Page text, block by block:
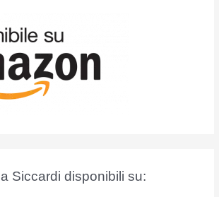
Siccardi disponibili su: